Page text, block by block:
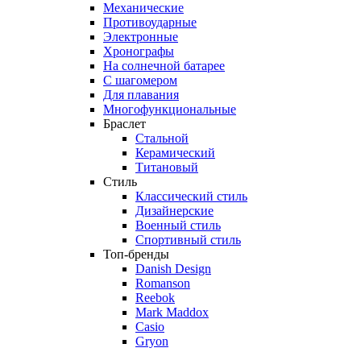
Механические
Противоударные
Электронные
Хронографы
На солнечной батарее
С шагомером
Для плавания
Многофункциональные
Браслет
Стальной
Керамический
Титановый
Стиль
Классический стиль
Дизайнерские
Военный стиль
Спортивный стиль
Топ-бренды
Danish Design
Romanson
Reebok
Mark Maddox
Casio
Gryon